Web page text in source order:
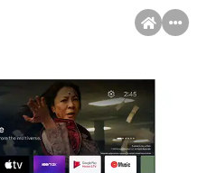
Račun